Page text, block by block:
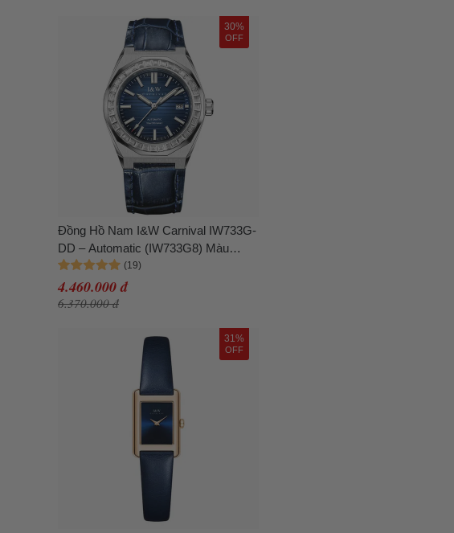
30%
OFF
Đồng Hồ Nam I&W Carnival IW733G-
DD – Automatic (IW733G8) Màu
Xanh Navy
4.460.000 đ
6.370.000 đ
31%
OFF